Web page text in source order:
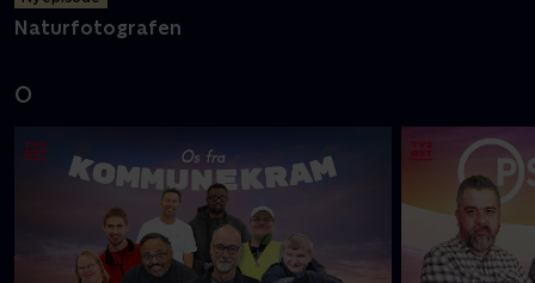
Ny episode
Naturfotografen
Nat med